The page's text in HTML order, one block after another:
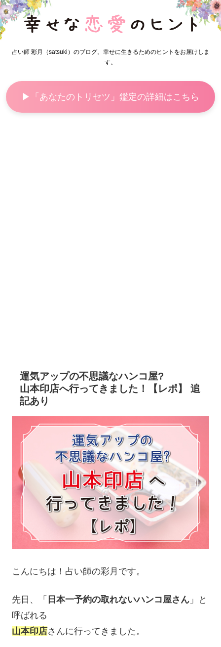
占い師 彩月（satsuki）のブログ。幸せに生きるためのヒントをお届けしま
す。
▶「あなたのトリセツ」鑑定の詳細はこちら
運気アップの不思議なハンコ屋?
山本印店へ行ってきました！【レポ】 追
記あり
こんにちは！占い師の彩月です。
先日、「 日本一予約の取れないハンコ屋さん 」と
呼ばれる
山本印店さんに行ってきました。